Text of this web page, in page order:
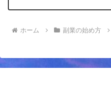
ホーム 副業の始め方